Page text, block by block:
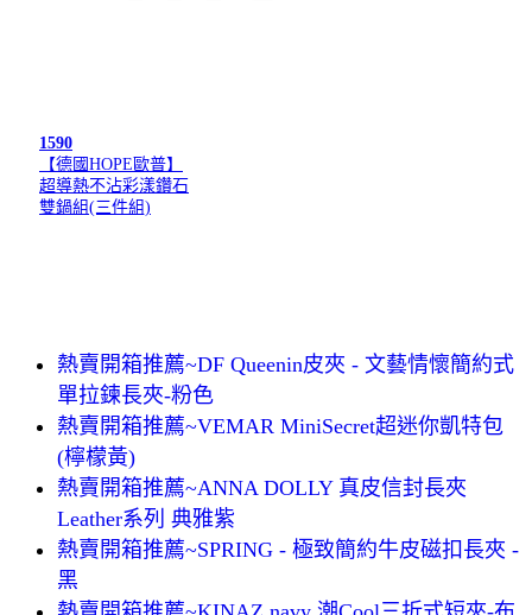
1590
【德國HOPE歐普】
超導熱不沾彩漾鑽石
雙鍋組(三件組)
熱賣開箱推薦~DF Queenin皮夾 - 文藝情懷簡約式
單拉鍊長夾-粉色
熱賣開箱推薦~VEMAR MiniSecret超迷你凱特包
(檸檬黃)
熱賣開箱推薦~ANNA DOLLY 真皮信封長夾
Leather系列 典雅紫
熱賣開箱推薦~SPRING - 極致簡約牛皮磁扣長夾 -
黑